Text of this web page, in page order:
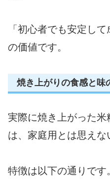
「初心者でも安定し
の価値です。
焼き上がりの食感と味
実際に焼き上がった米
は、家庭用とは思えな
特徴は以下の通りです